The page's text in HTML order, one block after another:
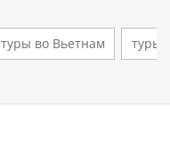
туры во Вьетнам туры